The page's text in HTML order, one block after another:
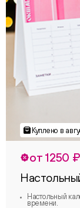
от 1250 ₽
Настольный
времени.